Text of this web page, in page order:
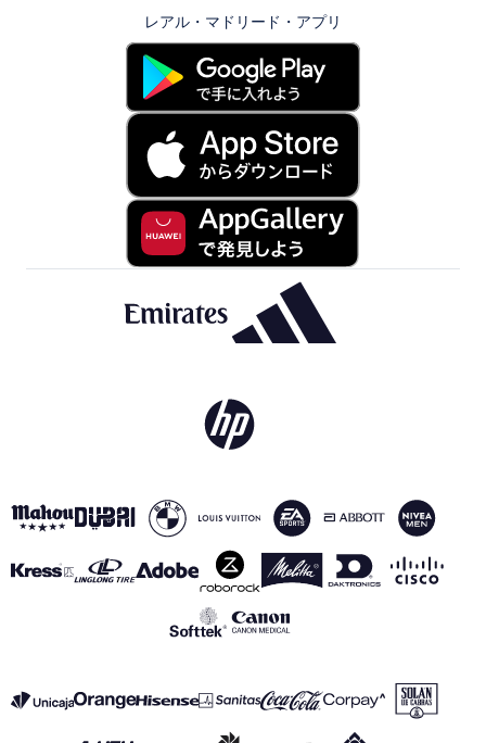
レアル・マドリード・アプリ